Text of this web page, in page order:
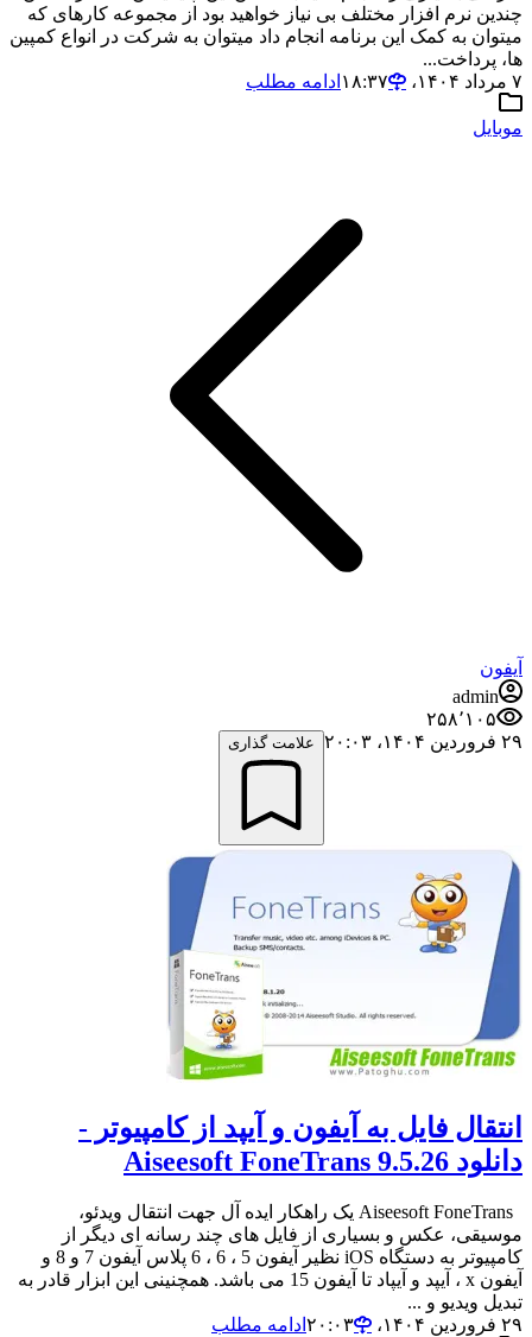
چندین نرم افزار مختلف بی نیاز خواهید بود از مجموعه کارهای که
میتوان به کمک این برنامه انجام داد میتوان به شرکت در انواع کمپین
ها، پرداخت...
۷ مرداد ۱۴۰۴،‏ ۱۸:۳۷
ادامه مطلب
موبایل
آیفون
admin
۲۵۸٬۱۰۵
۲۹ فروردین ۱۴۰۴،‏ ۲۰:۰۳
علامت گذاری
انتقال فایل به آیفون و آیپد از کامپیوتر -
دانلود Aiseesoft FoneTrans 9.5.26
Aiseesoft FoneTrans یک راهکار ایده آل جهت انتقال ویدئو،
موسیقی، عکس و بسیاری از فایل های چند رسانه ای دیگر از
کامپیوتر به دستگاه iOS نظیر آیفون 5 ، 6 ، 6 پلاس آیفون 7 و 8 و
آیفون x ، آیپد و آیپاد تا آیفون 15 می باشد. همچنینی این ابزار قادر به
تبدیل ویدیو و ...
۲۹ فروردین ۱۴۰۴،‏ ۲۰:۰۳
ادامه مطلب